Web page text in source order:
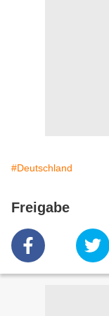
#Deutschland
Freigabe